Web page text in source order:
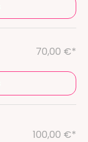
70,00 €*
100,00 €*